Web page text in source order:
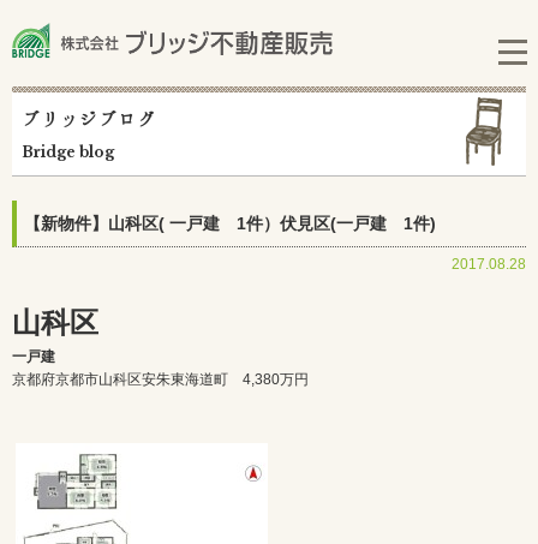
ブリッジブログ
Bridge blog
【新物件】山科区( 一戸建 1件）伏見区(一戸建 1件)
2017.08.28
山科区
一戸建
京都府京都市山科区安朱東海道町 4,380万円